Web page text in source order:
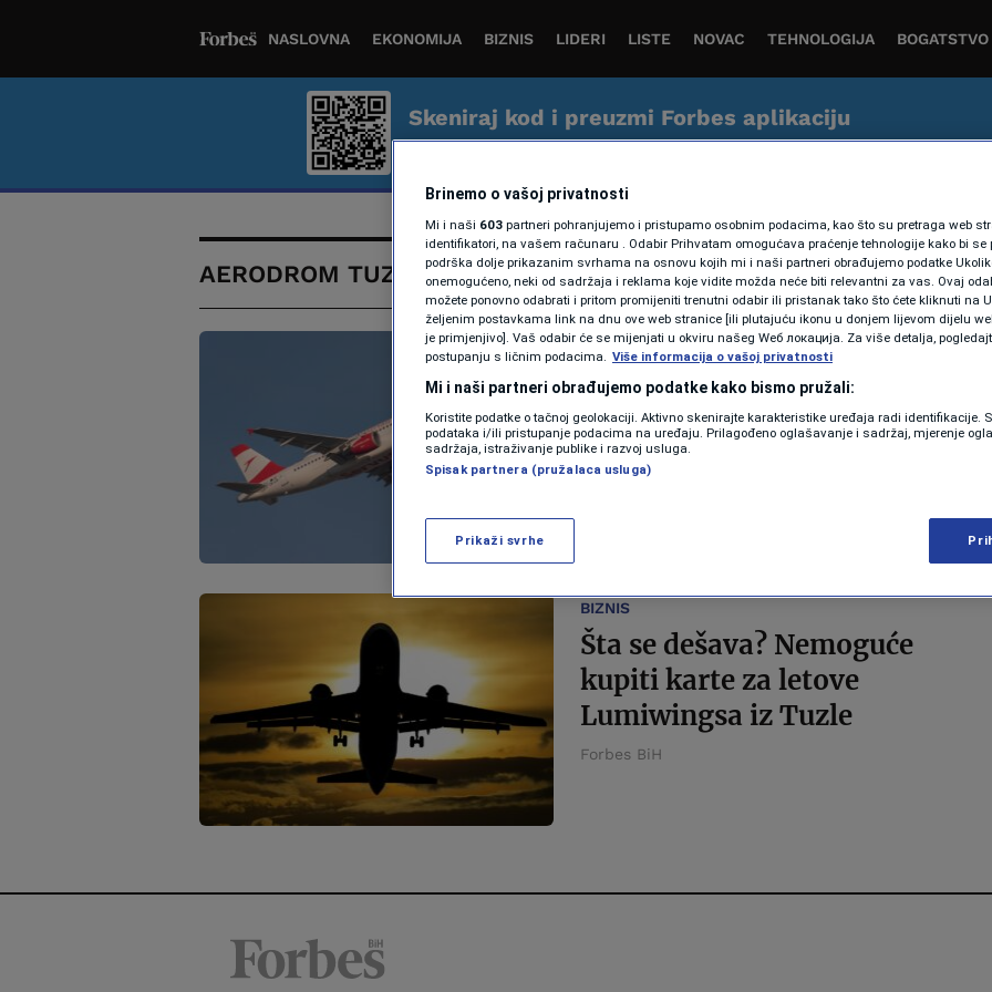
NASLOVNA EKONOMIJA BIZNIS LIDERI LISTE NOVAC TEHNOLOGIJA BOGATSTVO
Skeniraj kod i preuzmi Forbes aplikaciju
Bolje iskustvo čitanja vijesti iz svijeta biznisa, ekonomije i inovacija
AERODROM TUZLA
AKTUELNOSTI
Nove avio linije iz BiH:
Destinacije na koje
direktno možete letjeti iz
Sarajeva, Mostara,
BIZNIS
Šta se dešava? Nemoguće
kupiti karte za letove
Lumiwingsa iz Tuzle
Forbes BiH
Brinemo o vašoj privatnosti
Mi i naši 603 partneri pohranjujemo i pristupamo osobnim podacima, kao što su pretraga web
identifikatori, na vašem računaru . Odabir Prihvatam omogućava praćenje tehnologije kako bi se
podrška dolje prikazanim svrhama na osnovu kojih mi i naši partneri obrađujemo podatke
onemogućeno, neki od sadržaja i reklama koje vidite možda neće biti relevantni za vas. Ovaj
možete ponovno odabrati i pritom promijeniti trenutni odabir ili pristanak tako što ćete kliknuti na
željenim postavkama link na dnu ove web stranice [ili plutajuću ikonu u donjem lijevom dijelu
je primjenjivo]. Vaš odabir će se mijenjati u okviru našeg Wеб локација. Za više detalja,
postupanju s ličnim podacima. Više informacija o vašoj privatnosti
Mi i naši partneri obrađujemo podatke kako bismo pružali:
Koristite podatke o tačnoj geolokaciji. Aktivno skenirajte karakteristike uređaja radi identifikacije.
podataka i/ili pristupanje podacima na uređaju. Prilagođeno oglašavanje i sadržaj, mjerenje
sadržaja, istraživanje publike i razvoj usluga.
Spisak partnera (pružalaca usluga)
Prikaži svrhe